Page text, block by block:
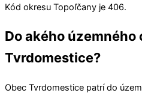
Kód okresu Topoľčany je 406.
Do akého
Tvrdomestice?
Obec Tvrdomestice patrí do